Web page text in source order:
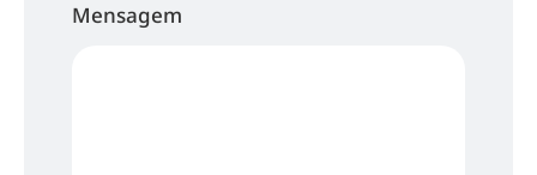
Mensagem